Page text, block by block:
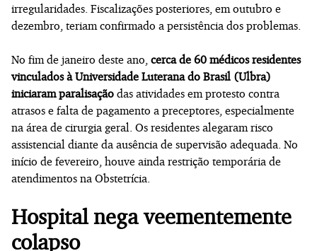
irregularidades. Fiscalizações posteriores, em outubro e
dezembro, teriam confirmado a persistência dos problemas.
No fim de janeiro deste ano, cerca de 60 médicos residentes
vinculados à Universidade Luterana do Brasil (Ulbra)
iniciaram paralisação das atividades em protesto contra
atrasos e falta de pagamento a preceptores, especialmente
na área de cirurgia geral. Os residentes alegaram risco
assistencial diante da ausência de supervisão adequada. No
início de fevereiro, houve ainda restrição temporária de
atendimentos na Obstetrícia.
Hospital nega veementemente
colapso